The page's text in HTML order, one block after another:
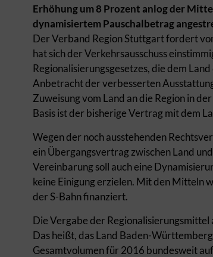
Erhöhung um 8 Prozent anlog der
dynamisiertem Pauschalbetrag
Der Verband Region Stuttgart fordert
hat sich der Verkehrsausschuss
Regionalisierungsgesetzes, die dem
Anbetracht der verbesserten
Zuweisung vom Land an die Region in
Basis ist der bisherige Vertrag mit dem
Wegen der noch ausstehenden
ein Übergangsvertrag zwischen Land
Vereinbarung soll auch eine
keine Einigung erzielen. Mit den Mitteln
der S-Bahn finanziert.
Die Vergabe der Regionalisierungsmittel
Das heißt, das Land Baden-
Gesamtvolumen für 2016 bundesweit